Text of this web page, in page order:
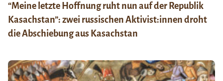
“Meine letzte Hoffnung ruht nun auf der Republik
Kasachstan”: zwei russischen Aktivist:innen droht
die Abschiebung aus Kasachstan